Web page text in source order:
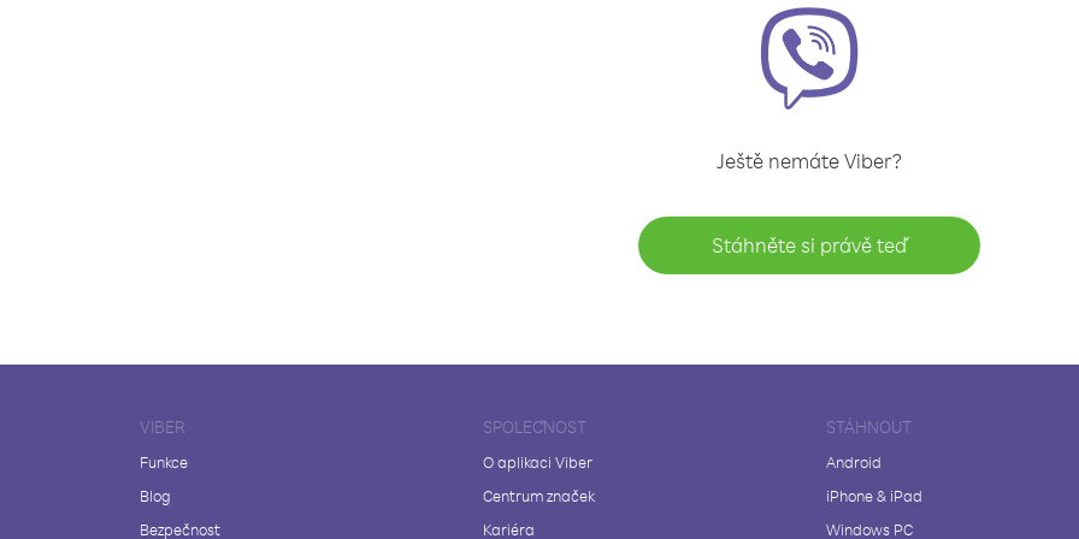
Ještě nemáte Viber?
Stáhněte si právě teď
VIBER
Funkce
Blog
Bezpečnost
SPOLEČNOST
O aplikaci Viber
Centrum značek
Kariéra
STÁHNOUT
Android
iPhone & iPad
Windows PC